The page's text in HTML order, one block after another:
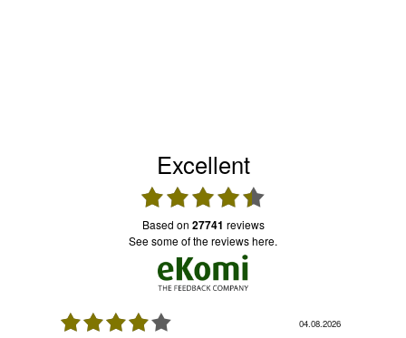
Excellent
based on 27741 reviews
see some of the reviews here.
04.08.2026